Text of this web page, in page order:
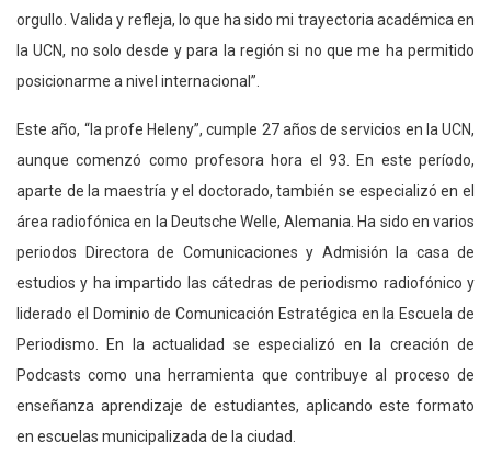
orgullo. Valida y refleja, lo que ha sido mi trayectoria académica en
la UCN, no solo desde y para la región si no que me ha permitido
posicionarme a nivel internacional”.
Este año, “la profe Heleny”, cumple 27 años de servicios en la UCN,
aunque comenzó como profesora hora el 93. En este período,
aparte de la maestría y el doctorado, también se especializó en el
área radiofónica en la Deutsche Welle, Alemania. Ha sido en varios
periodos Directora de Comunicaciones y Admisión la casa de
estudios y ha impartido las cátedras de periodismo radiofónico y
liderado el Dominio de Comunicación Estratégica en la Escuela de
Periodismo. En la actualidad se especializó en la creación de
Podcasts como una herramienta que contribuye al proceso de
enseñanza aprendizaje de estudiantes, aplicando este formato
en escuelas municipalizada de la ciudad.